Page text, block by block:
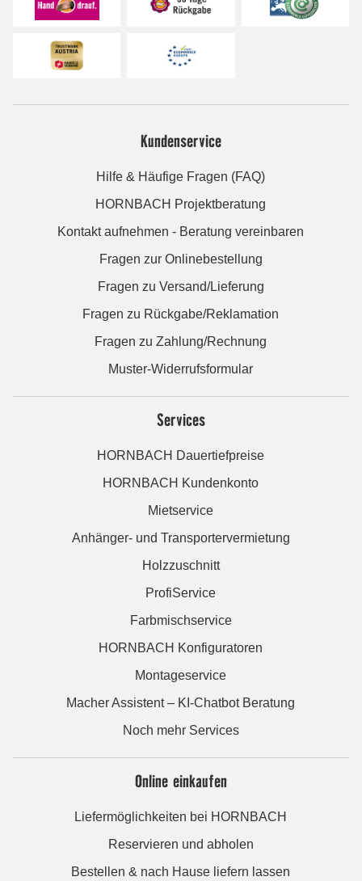
Kundenservice
Hilfe & Häufige Fragen (FAQ)
HORNBACH Projektberatung
Kontakt aufnehmen - Beratung vereinbaren
Fragen zur Onlinebestellung
Fragen zu Versand/Lieferung
Fragen zu Rückgabe/Reklamation
Fragen zu Zahlung/Rechnung
Muster-Widerrufsformular
Services
HORNBACH Dauertiefpreise
HORNBACH Kundenkonto
Mietservice
Anhänger- und Transportervermietung
Holzzuschnitt
ProfiService
Farbmischservice
HORNBACH Konfiguratoren
Montageservice
Macher Assistent – KI-Chatbot Beratung
Noch mehr Services
Online einkaufen
Liefermöglichkeiten bei HORNBACH
Reservieren und abholen
Bestellen & nach Hause liefern lassen